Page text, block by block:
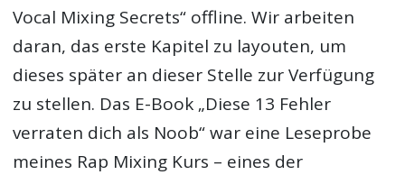
Vocal Mixing Secrets“ offline. Wir arbeiten
daran, das erste Kapitel zu layouten, um
dieses später an dieser Stelle zur Verfügung
zu stellen. Das E-Book „Diese 13 Fehler
verraten dich als Noob“ war eine Leseprobe
meines Rap Mixing Kurs – eines der